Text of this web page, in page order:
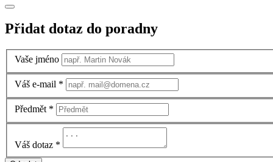
Přidat dotaz do poradny
Vaše jméno
Váš e-mail *
Předmět *
Váš dotaz *